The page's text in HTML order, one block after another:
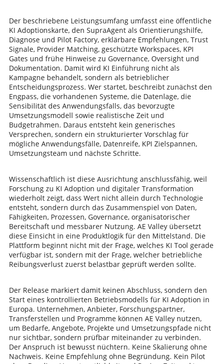
Der beschriebene Leistungsumfang umfasst eine öffentliche
KI Adoptionskarte, den SupraAgent als Orientierungshilfe,
Diagnose und Pilot Factory, erklärbare Empfehlungen, Trust
Signale, Provider Matching, geschützte Workspaces, KPI
Gates und frühe Hinweise zu Governance, Oversight und
Dokumentation. Damit wird KI Einführung nicht als
Kampagne behandelt, sondern als betrieblicher
Entscheidungsprozess. Wer startet, beschreibt zunächst den
Engpass, die vorhandenen Systeme, die Datenlage, die
Sensibilität des Anwendungsfalls, das bevorzugte
Umsetzungsmodell sowie realistische Zeit und
Budgetrahmen. Daraus entsteht kein generisches
Versprechen, sondern ein strukturierter Vorschlag für
mögliche Anwendungsfälle, Datenreife, KPI Zielspannen,
Umsetzungsteam und nächste Schritte.
Wissenschaftlich ist diese Ausrichtung anschlussfähig, weil
Forschung zu KI Adoption und digitaler Transformation
wiederholt zeigt, dass Wert nicht allein durch Technologie
entsteht, sondern durch das Zusammenspiel von Daten,
Fähigkeiten, Prozessen, Governance, organisatorischer
Bereitschaft und messbarer Nutzung. AE Valley übersetzt
diese Einsicht in eine Produktlogik für den Mittelstand. Die
Plattform beginnt nicht mit der Frage, welches KI Tool gerade
verfügbar ist, sondern mit der Frage, welcher betriebliche
Reibungsverlust zuerst belastbar geprüft werden sollte.
Der Release markiert damit keinen Abschluss, sondern den
Start eines kontrollierten Betriebsmodells für KI Adoption in
Europa. Unternehmen, Anbieter, Forschungspartner,
Transferstellen und Programme können AE Valley nutzen,
um Bedarfe, Angebote, Projekte und Umsetzungspfade nicht
nur sichtbar, sondern prüfbar miteinander zu verbinden.
Der Anspruch ist bewusst nüchtern. Keine Skalierung ohne
Nachweis. Keine Empfehlung ohne Begründung. Kein Pilot